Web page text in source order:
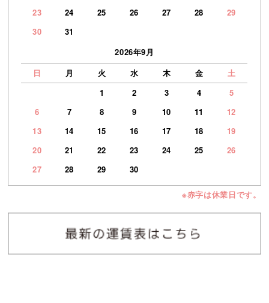
23
24 25 26 27 28
29
30
31
2026年9月
日
月 火 水 木 金
土
1
2 3 4
5
6
7 8 9 10 11
12
13
14 15 16 17 18
19
20
21 22 23 24 25
26
27
28 29 30
※赤字は休業日です。